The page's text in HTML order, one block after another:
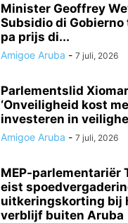
Minister Geoffrey
Subsidio di Gobierno
pa prijs di...
Amigoe Aruba - 7 juli, 2026
Parlementslid
‘Onveiligheid kost
investeren in
Amigoe Aruba - 7 juli, 2026
MEP-parlementariër
eist
uitkeringskorting bij
verblijf buiten Aruba